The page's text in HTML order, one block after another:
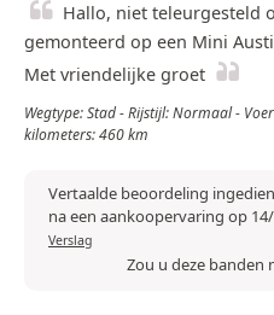
Hallo, niet teleurgesteld
gemonteerd op een Mini
Met vriendelijke groet
Wegtype: Stad - Rijstijl: Normaal -
kilometers: 460 km
Vertaalde beoordeling
na een aankoopervaring op
Verslag
Zou u deze banden